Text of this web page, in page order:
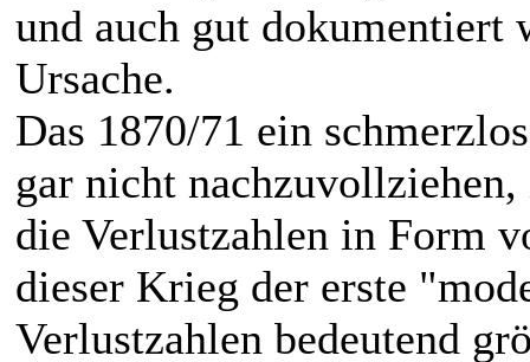
und auch gut dokumentiert
Ursache.
Das 1870/71 ein
gar nicht
die Verlustzahlen in Form
dieser Krieg der erste
Verlustzahlen bedeutend